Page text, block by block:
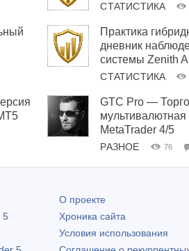
СТАТИСТИКА
Практика
дневник
системы Zenith
СТАТИСТИКА
GTC Pro —
MetaTrader 4/5
РАЗНОЕ 76
5
О проекте
Хроника сайта
Условия использования